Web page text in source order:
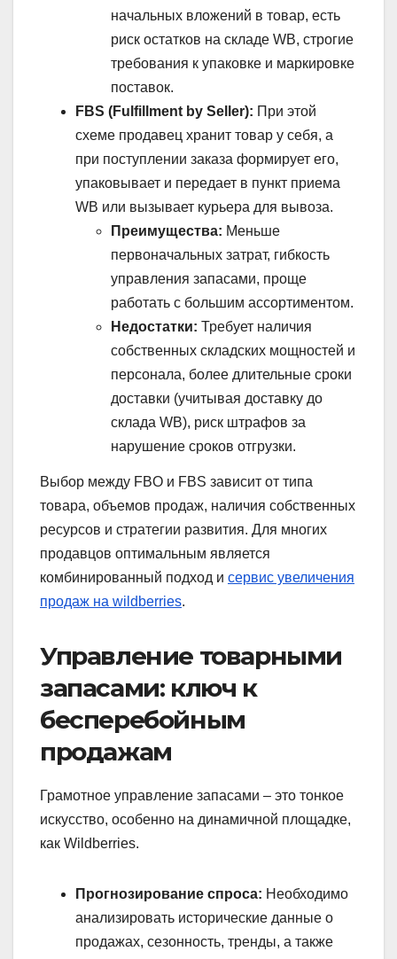
начальных вложений в товар, есть
риск остатков на складе WB, строгие
требования к упаковке и маркировке
поставок.
FBS (Fulfillment by Seller): При этой
схеме продавец хранит товар у себя, а
при поступлении заказа формирует его,
упаковывает и передает в пункт приема
WB или вызывает курьера для вывоза.
Преимущества: Меньше
первоначальных затрат, гибкость
управления запасами, проще
работать с большим ассортиментом.
Недостатки: Требует наличия
собственных складских мощностей и
персонала, более длительные сроки
доставки (учитывая доставку до
склада WB), риск штрафов за
нарушение сроков отгрузки.
Выбор между FBO и FBS зависит от типа
товара, объемов продаж, наличия собственных
ресурсов и стратегии развития. Для многих
продавцов оптимальным является
комбинированный подход и cервис увеличения
продаж на wildberries.
Управление товарными
запасами: ключ к
бесперебойным
продажам
Грамотное управление запасами – это тонкое
искусство, особенно на динамичной площадке,
как Wildberries.
Прогнозирование спроса: Необходимо
анализировать исторические данные о
продажах, сезонность, тренды, а также